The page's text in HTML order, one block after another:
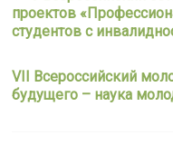
проектов
студентов с
VII Всероссийский
будущего – наука